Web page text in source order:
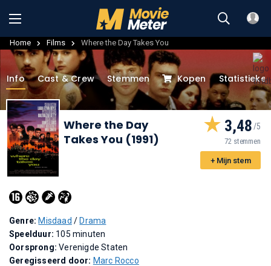
Home Films Where the Day Takes You
Info Cast & Crew Stemmen Kopen
Where the Day
Takes You (1991)
3,48
72 stemmen
+ Mijn stem
Genre: Misdaad / Drama
Speelduur: 105 minuten
Oorsprong:Verenigde Staten
Geregisseerd door: Marc Rocco